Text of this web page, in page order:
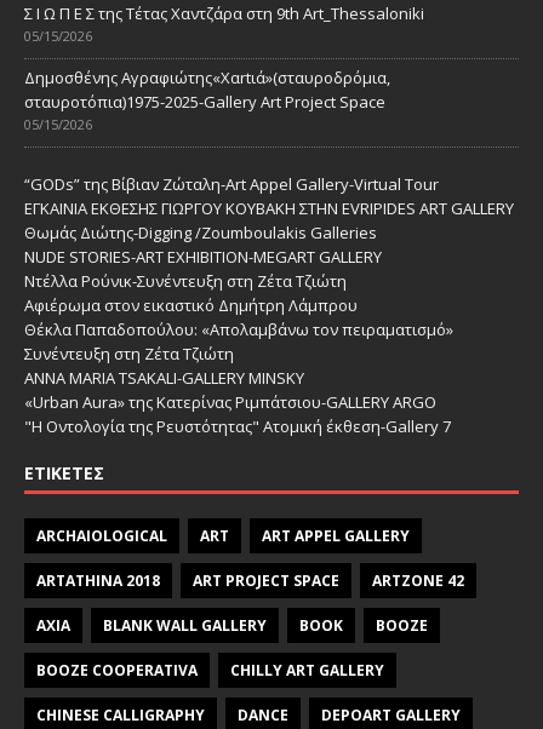
Σ Ι Ω Π Ε Σ της Τέτας Χαντζάρα στη 9th Art_Thessaloniki
05/15/2026
Δημοσθένης Αγραφιώτης«Xαrtιά»(σταυροδρόμια,
σταυροτόπια)1975-2025-Gallery Art Project Space
05/15/2026
“GODs” της Βίβιαν Ζώταλη-Art Appel Gallery-Virtual Tour
ΕΓΚΑΙΝΙΑ ΕΚΘΕΣΗΣ ΓΙΩΡΓΟΥ ΚΟΥΒΑΚΗ ΣΤΗΝ EVRIPIDES ART GALLERY
Θωμάς Διώτης-Digging /Zoumboulakis Galleries
NUDE STORIES-ΑRT EXHIBITION-MEGART GALLERY
Ντέλλα Ρούνικ-Συνέντευξη στη Ζέτα Τζιώτη
Αφιέρωμα στον εικαστικό Δημήτρη Λάμπρου
Θέκλα Παπαδοπούλου: «Απολαμβάνω τον πειραματισμό»
Συνέντευξη στη Ζέτα Τζιώτη
ANNA MARIA TSAKALI-GALLERY MINSKY
«Urban Aura» της Κατερίνας Ριμπάτσιου-GALLERY ARGO
"Η Οντολογία της Ρευστότητας" Ατομική έκθεση-Gallery 7
ΕΤΙΚΈΤΕΣ
ARCHAIOLOGICAL ART ART APPEL GALLERY
ARTATHINA 2018 ART PROJECT SPACE ARTZONE 42
AXIA BLANK WALL GALLERY BOOK BOOZE
BOOZE COOPERATIVA CHILLY ART GALLERY
CHINESE CALLIGRAPHY DANCE DEPOART GALLERY